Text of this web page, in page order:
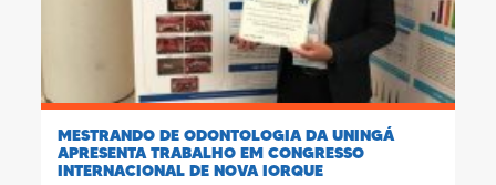
MESTRANDO DE ODONTOLOGIA DA UNINGÁ
APRESENTA TRABALHO EM CONGRESSO
INTERNACIONAL DE NOVA IORQUE